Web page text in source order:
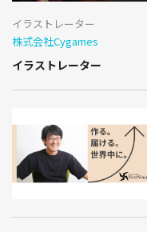
イラストレーター
株式会社Cygames
イラストレーター